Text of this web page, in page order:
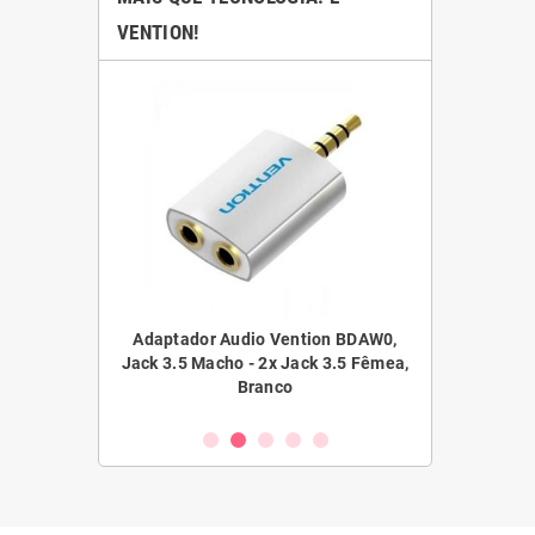
VENTION!
Adaptador Audio Vention BDAW0,
Jack 3.5 Macho - 2x Jack 3.5 Fêmea,
Branco